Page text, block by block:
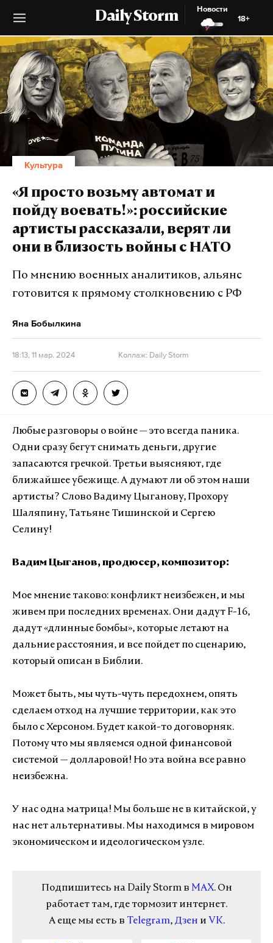
Daily Storm
Новости
18+
Культура
«Я просто возьму автомат и
пойду воевать!»: российские
артисты рассказали, верят ли
они в близость войны с НАТО
По мнению военных аналитиков, альянс
готовится к прямому столкновению с РФ
Яна Бобылкина
18:13, 11 мар. 2024 Коллаж: Daily Storm
Любые разговоры о войне — это всегда паника.
Одни сразу бегут снимать деньги, другие
запасаются гречкой. Третьи выясняют, где
ближайшее убежище. А думают ли об этом наши
артисты? Слово Вадиму Цыганову, Прохору
Шаляпину, Татьяне Тишинской и Сергею
Селину!
Вадим Цыганов, продюсер, композитор:
Мое мнение таково: конфликт неизбежен, и мы
живем при последних временах. Они дадут F-16,
дадут «длинные бомбы», которые летают на
дальние расстояния, и все пойдет по сценарию,
который описан в Библии.
Может быть, мы чуть-чуть передохнем, опять
сделаем отход на лучшие территории, как это
было с Херсоном. Будет какой-то договорняк.
Потому что мы являемся одной финансовой
системой — долларовой! Но эта война все равно
неизбежна.
У нас одна матрица! Мы больше не в китайской, у
нас нет альтернативы. Мы находимся в мировом
экономическом и идеологическом узле.
Подпишитесь на Daily Storm в MAX. Он
работает там, где тормозит интернет.
А еще мы есть в Telegram, Дзен и VK.